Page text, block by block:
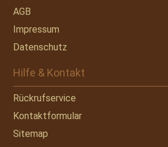
AGB
Impressum
Datenschutz
Hilfe & Kontakt
Rückrufservice
Kontaktformular
Sitemap